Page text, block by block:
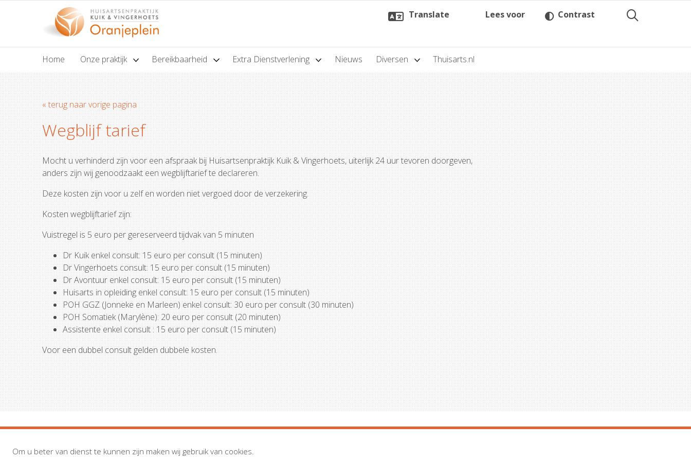
Translate Lees voor Contrast
Home Onze praktijk Bereikbaarheid Extra Dienstverlening Nieuws Diversen Thuisarts.nl
« terug naar vorige pagina
Wegblijf tarief
Mocht u verhinderd zijn voor een afspraak bij Huisartsenpraktijk Kuik & Vingerhoets, uiterlijk 24 uur tevoren doorgeven,
anders zijn wij genoodzaakt een wegblijftarief te declareren.
Deze kosten zijn voor u zelf en worden niet vergoed door de verzekering.
Kosten wegblijftarief zijn:
Vuistregel is 5 euro per gereserveerd tijdvak van 5 minuten
Dr Kuik enkel consult: 15 euro per consult (15 minuten)
Dr Vingerhoets consult: 15 euro per consult (15 minuten)
Dr Avontuur enkel consult: 15 euro per consult (15 minuten)
Huisarts in opleiding enkel consult: 15 euro per consult (15 minuten)
POH GGZ (Jonneke en Marleen) enkel consult: 30 euro per consult (30 minuten)
POH Somatiek (Marylène): 20 euro per consult (20 minuten)
Assistente enkel consult : 15 euro per consult (15 minuten)
Voor een dubbel consult gelden dubbele kosten.
Om u beter van dienst te kunnen zijn maken wij gebruik van cookies.